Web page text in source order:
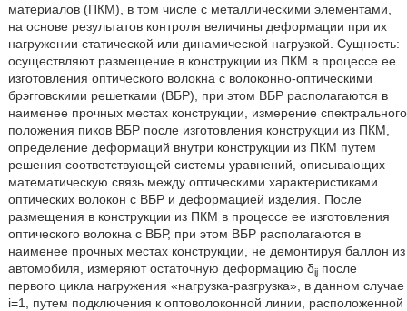
материалов (ПКМ), в том числе с металлическими элементами,
на основе результатов контроля величины деформации при их
нагружении статической или динамической нагрузкой. Сущность:
осуществляют размещение в конструкции из ПКМ в процессе ее
изготовления оптического волокна с волоконно-оптическими
брэгговскими решетками (ВБР), при этом ВБР располагаются в
наименее прочных местах конструкции, измерение спектрального
положения пиков ВБР после изготовления конструкции из ПКМ,
определение деформаций внутри конструкции из ПКМ путем
решения соответствующей системы уравнений, описывающих
математическую связь между оптическими характеристиками
оптических волокон с ВБР и деформацией изделия. После
размещения в конструкции из ПКМ в процессе ее изготовления
оптического волокна с ВБР, при этом ВБР располагаются в
наименее прочных местах конструкции, не демонтируя баллон из
автомобиля, измеряют остаточную деформацию δijпосле
первого цикла нагружения «нагрузка-разгрузка», в данном случае
i=1, путем подключения к оптоволоконной линии, расположенной